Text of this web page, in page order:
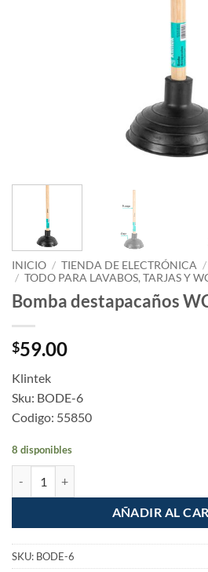
INICIO / TIENDA DE ELECTRÓNICA /
/ TODO PARA LAVABOS, TARJAS Y
Bomba destapacaños
$59.00
Klintek
Sku: BODE-6
Codigo: 55850
8 disponibles
AÑADIR AL
SKU: BODE-6